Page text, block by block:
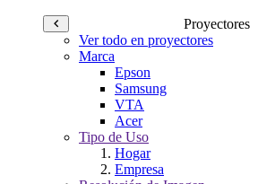
Proyectores
Ver todo en proyectores
Marca
Epson
Samsung
VTA
Acer
Tipo de Uso
Hogar
Empresa